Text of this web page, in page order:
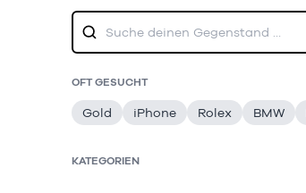
OFT GESUCHT
Gold iPhone Rolex BMW
KATEGORIEN